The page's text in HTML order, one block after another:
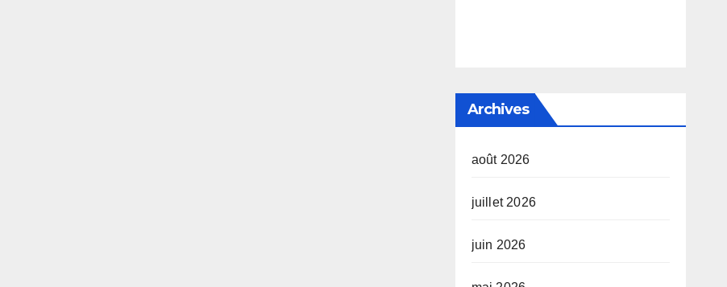
Archives
août 2026
juillet 2026
juin 2026